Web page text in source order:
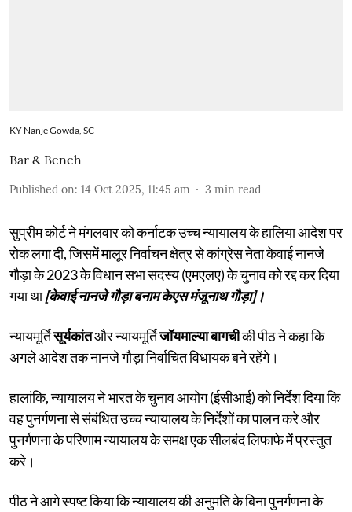
KY Nanje Gowda, SC
Bar & Bench
Published on: 14 Oct 2025, 11:45 am 3 min read
सुप्रीम कोर्ट ने मंगलवार को कर्नाटक उच्च न्यायालय के हालिया आदेश पर
रोक लगा दी, जिसमें मालूर निर्वाचन क्षेत्र से कांग्रेस नेता केवाई नानजे
गौड़ा के 2023 के विधान सभा सदस्य (एमएलए) के चुनाव को रद्द कर दिया
गया था[केवाई नानजे गौड़ा बनाम केएस मंजूनाथ गौड़ा]।
न्यायमूर्तिसूर्यकांतऔर न्यायमूर्तिजॉयमाल्या बागचीकी पीठ ने कहा कि
अगले आदेश तक नानजे गौड़ा निर्वाचित विधायक बने रहेंगे।
हालांकि, न्यायालय ने भारत के चुनाव आयोग (ईसीआई) को निर्देश दिया कि
वह पुनर्गणना से संबंधित उच्च न्यायालय के निर्देशों का पालन करे और
पुनर्गणना के परिणाम न्यायालय के समक्ष एक सीलबंद लिफाफे में प्रस्तुत
करे।
पीठ ने आगे स्पष्ट किया कि न्यायालय की अनुमति के बिना पुनर्गणना के